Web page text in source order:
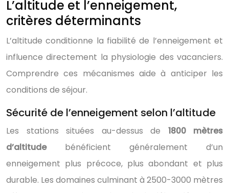
L’altitude et l’enneigement,
critères déterminants
L’altitude conditionne la fiabilité de l’enneigement et
influence directement la physiologie des vacanciers.
Comprendre ces mécanismes aide à anticiper les
conditions de séjour.
Sécurité de l’enneigement selon l’altitude
Les stations situées au-dessus de 1800 mètres
d’altitudebénéficient généralement d’un
enneigement plus précoce, plus abondant et plus
durable. Les domaines culminant à 2500-3000 mètres